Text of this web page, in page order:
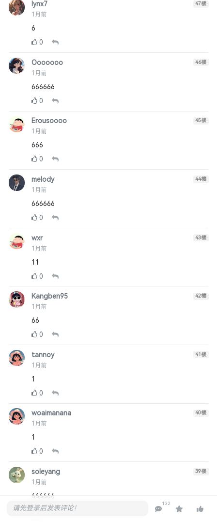
请先登录后发表评论！
132
lynx7
1月前
47楼
6
0
Ooooooo
1月前
46楼
666666
0
Erousoooo
1月前
45楼
666
0
melody
1月前
44楼
666666
0
wxr
1月前
43楼
11
0
Kangben95
1月前
42楼
66
0
tannoy
1月前
41楼
1
0
woaimanana
1月前
40楼
1
0
soleyang
1月前
39楼
666666
0